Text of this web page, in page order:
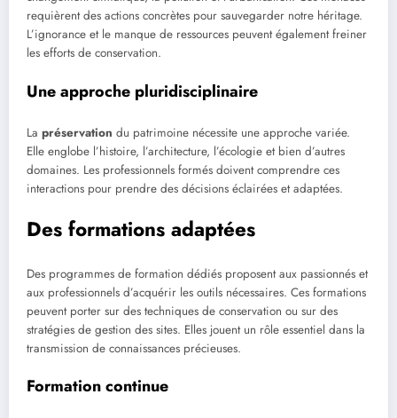
requièrent des actions concrètes pour sauvegarder notre héritage.
L’ignorance et le manque de ressources peuvent également freiner
les efforts de conservation.
Une approche pluridisciplinaire
La préservation du patrimoine nécessite une approche variée.
Elle englobe l’histoire, l’architecture, l’écologie et bien d’autres
domaines. Les professionnels formés doivent comprendre ces
interactions pour prendre des décisions éclairées et adaptées.
Des formations adaptées
Des programmes de formation dédiés proposent aux passionnés et
aux professionnels d’acquérir les outils nécessaires. Ces formations
peuvent porter sur des techniques de conservation ou sur des
stratégies de gestion des sites. Elles jouent un rôle essentiel dans la
transmission de connaissances précieuses.
Formation continue